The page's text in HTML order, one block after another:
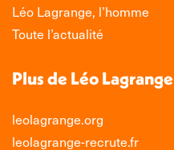
Léo Lagrange, l’homme
Toute l’actualité
Plus de Léo Lagrange
leolagrange.org
leolagrange-recrute.fr